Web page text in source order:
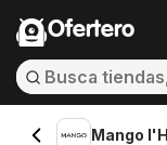
Ofertero
Mango